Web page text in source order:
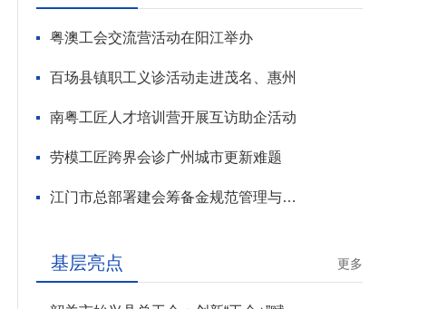
粤澳工会交流营活动在阳江举办
百场县镇职工义诊活动走进茂名、惠州
南粤工匠人才培训营开展互访助企活动
劳模工匠跨界会诊广州城市更新难题
江门市总部署建会筹备金规范管理与基层工会组建攻坚行动
基层亮点 更多